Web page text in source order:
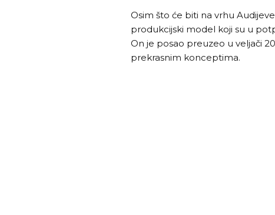
Osim što će biti na vrhu
produkcijski model koji su u
On je posao preuzeo u veljači
prekrasnim konceptima.